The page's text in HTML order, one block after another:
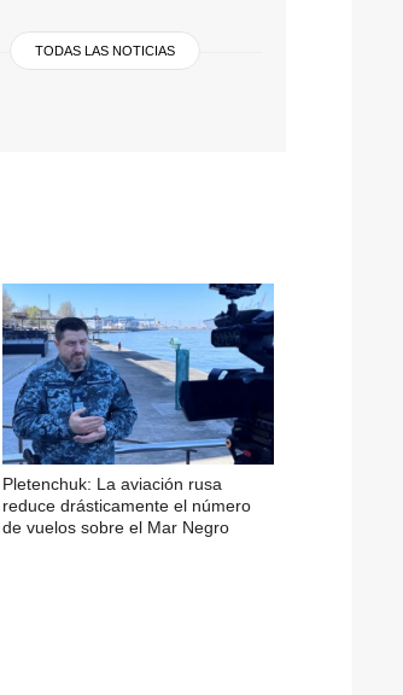
TODAS LAS NOTICIAS
Pletenchuk: La aviación rusa
reduce drásticamente el número
de vuelos sobre el Mar Negro